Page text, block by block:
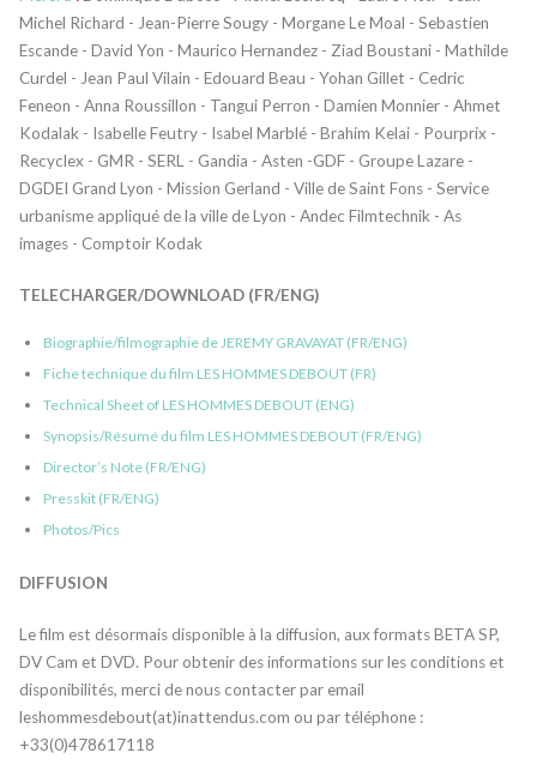
Michel Richard - Jean-Pierre Sougy - Morgane Le Moal - Sebastien
Escande - David Yon - Maurico Hernandez - Ziad Boustani - Mathilde
Curdel - Jean Paul Vilain - Edouard Beau - Yohan Gillet - Cedric
Feneon - Anna Roussillon - Tangui Perron - Damien Monnier - Ahmet
Kodalak - Isabelle Feutry - Isabel Marblé - Brahim Kelai - Pourprix -
Recyclex - GMR - SERL - Gandia - Asten -GDF - Groupe Lazare -
DGDEI Grand Lyon - Mission Gerland - Ville de Saint Fons - Service
urbanisme appliqué de la ville de Lyon - Andec Filmtechnik - As
images - Comptoir Kodak
TELECHARGER/DOWNLOAD (FR/ENG)
Biographie/filmographie de JEREMY GRAVAYAT (FR/ENG)
Fiche technique du film LES HOMMES DEBOUT (FR)
Technical Sheet of LES HOMMES DEBOUT (ENG)
Synopsis/Résumé du film LES HOMMES DEBOUT (FR/ENG)
Director’s Note (FR/ENG)
Presskit (FR/ENG)
Photos/Pics
DIFFUSION
Le film est désormais disponible à la diffusion, aux formats BETA SP,
DV Cam et DVD. Pour obtenir des informations sur les conditions et
disponibilités, merci de nous contacter par email
leshommesdebout(at)inattendus.com ou par téléphone :
+33(0)478617118